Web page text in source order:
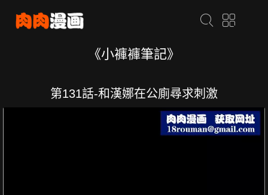
《小褲褲筆記》
第131話-和漢娜在公廁尋求刺激